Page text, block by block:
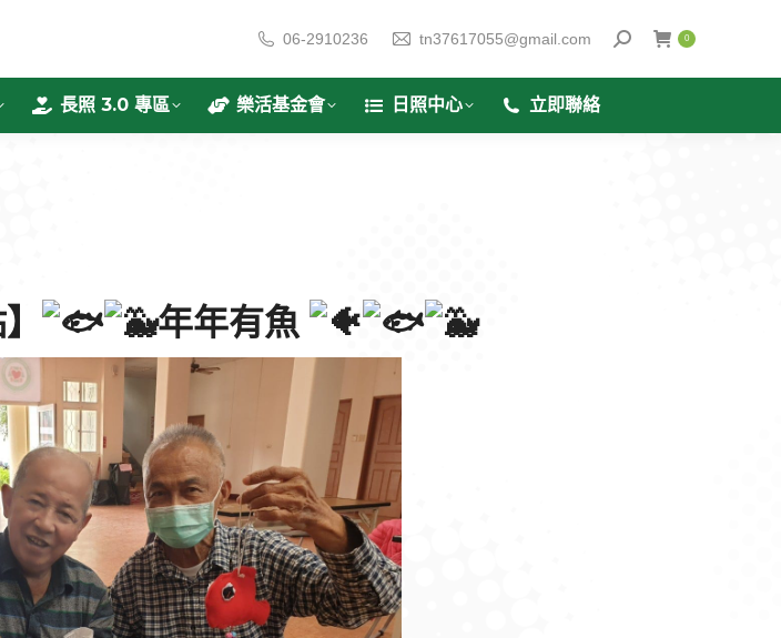
06-2910236 tn37617055@gmail.com 0
長照 3.0 專區 樂活基金會 日照中心 立即聯絡
年年有魚